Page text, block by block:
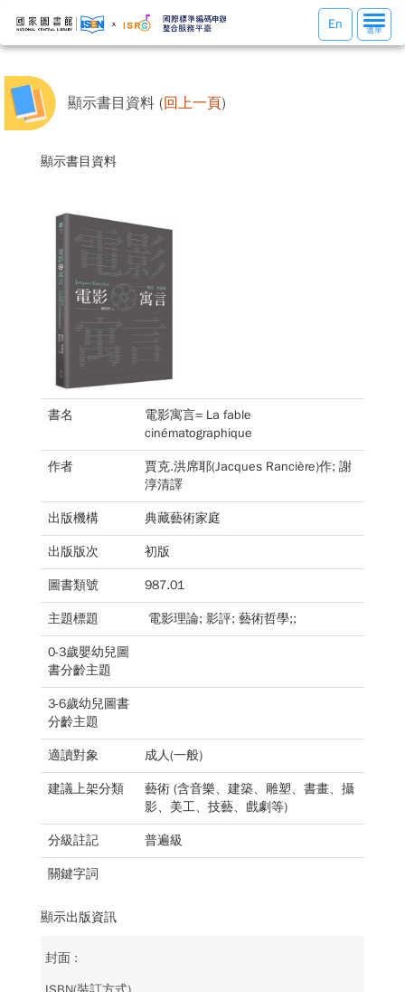
選
單
選單
En
顯示書目資料 (回上一頁)
顯示書目資料
書名
電影寓言= La fable
cinématographique
作者
賈克.洪席耶(Jacques Rancière)作; 謝
淳清譯
出版機構 典藏藝術家庭
出版版次 初版
圖書類號 987.01
主題標題 電影理論; 影評; 藝術哲學;;
0-3歲嬰幼兒圖
書分齡主題
3-6歲幼兒圖書
分齡主題
適讀對象 成人(一般)
建議上架分類
藝術 (含音樂、建築、雕塑、書畫、攝
影、美工、技藝、戲劇等)
分級註記 普遍級
關鍵字詞
顯示出版資訊